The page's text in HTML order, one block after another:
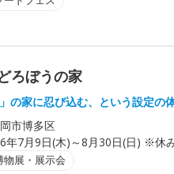
ろぼうの家
」の家に忍び込む、という設定の
市博多区
年7月9日(木)～8月30日(日) ※休
物展・展示会